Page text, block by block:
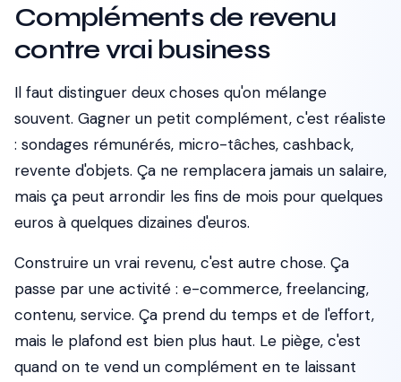
Compléments de revenu
contre vrai business
Il faut distinguer deux choses qu'on mélange
souvent. Gagner un petit complément, c'est réaliste
: sondages rémunérés, micro-tâches, cashback,
revente d'objets. Ça ne remplacera jamais un salaire,
mais ça peut arrondir les fins de mois pour quelques
euros à quelques dizaines d'euros.
Construire un vrai revenu, c'est autre chose. Ça
passe par une activité : e-commerce, freelancing,
contenu, service. Ça prend du temps et de l'effort,
mais le plafond est bien plus haut. Le piège, c'est
quand on te vend un complément en te laissant